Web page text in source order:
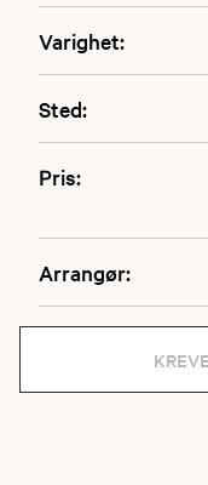
Varighet:
Sted:
Pris:
Arrangør: